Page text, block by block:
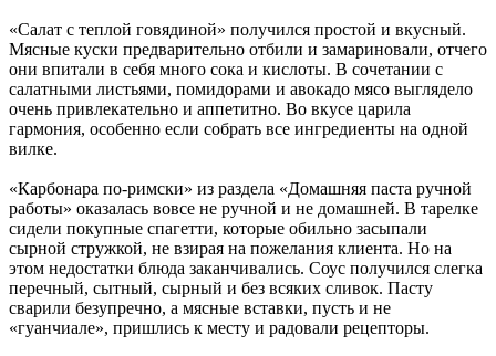
«Салат с теплой говядиной» получился простой и вкусный.
Мясные куски предварительно отбили и замариновали, отчего
они впитали в себя много сока и кислоты. В сочетании с
салатными листьями, помидорами и авокадо мясо выглядело
очень привлекательно и аппетитно. Во вкусе царила
гармония, особенно если собрать все ингредиенты на одной
вилке.
«Карбонара по-римски» из раздела «Домашняя паста ручной
работы» оказалась вовсе не ручной и не домашней. В тарелке
сидели покупные спагетти, которые обильно засыпали
сырной стружкой, не взирая на пожелания клиента. Но на
этом недостатки блюда заканчивались. Соус получился слегка
перечный, сытный, сырный и без всяких сливок. Пасту
сварили безупречно, а мясные вставки, пусть и не
«гуанчиале», пришлись к месту и радовали рецепторы.